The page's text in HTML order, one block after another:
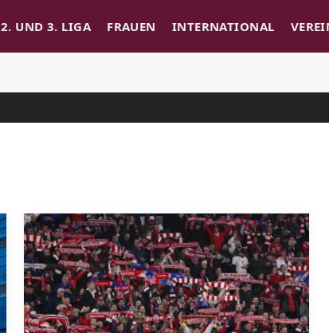
2. UND 3. LIGA FRAUEN INTERNATIONAL